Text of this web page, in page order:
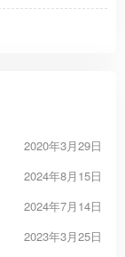
2020年3月29日
2024年8月15日
2024年7月14日
2023年3月25日